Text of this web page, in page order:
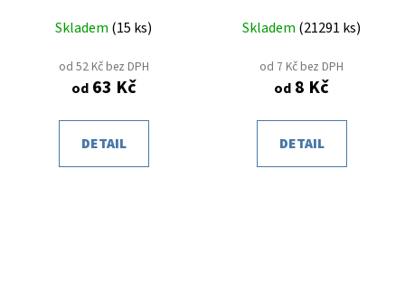
Skladem (15 ks)
od 52 Kč bez DPH
od63 Kč
DETAIL
Skladem (21291 ks)
od 7 Kč bez DPH
od 8 Kč
DETAIL